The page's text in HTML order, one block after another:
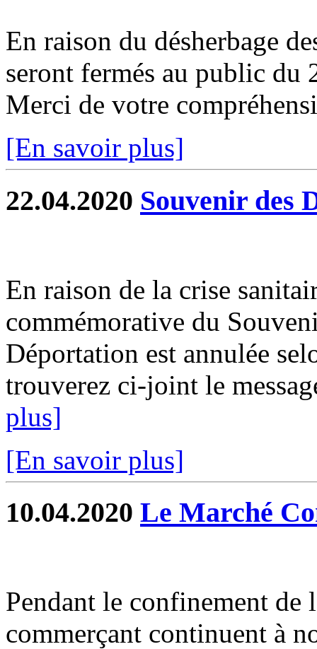
En raison du désherbage
seront fermés au public
Merci de votre
[En savoir plus]
22.04.2020 Souvenir des
En raison de la crise
commémorative du
Déportation est annulée
trouverez ci-joint le
plus]
[En savoir plus]
10.04.2020 Le Marché
Pendant le confinement de
commerçant continuent à